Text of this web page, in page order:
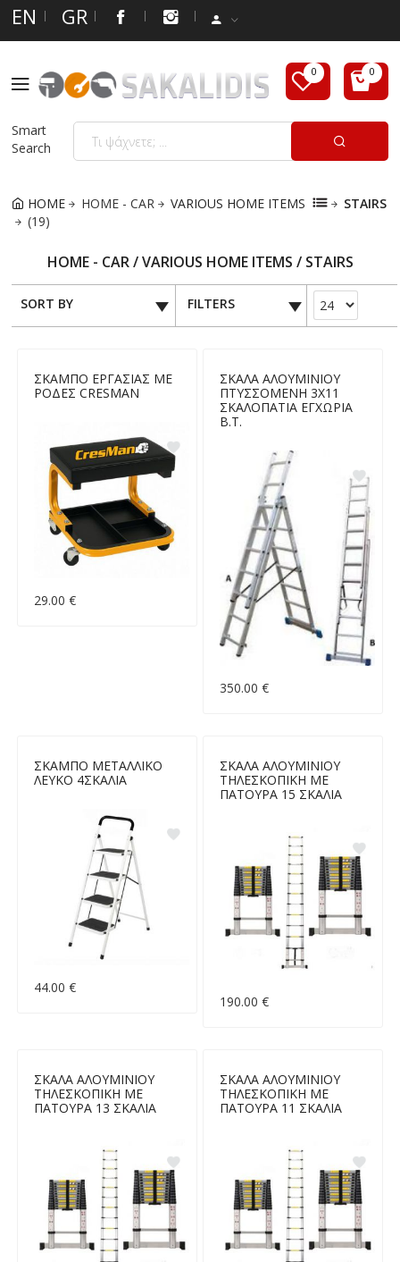
EN GR
Smart
Search
HOME HOME - CAR VARIOUS HOME ITEMS
STAIRS
(19)
HOME - CAR / VARIOUS HOME ITEMS / STAIRS
SORT BY FILTERS
ΣΚΑΜΠΟ ΕΡΓΑΣΙΑΣ ΜΕ
ΡΟΔΕΣ CRESMAN
29.00 €
ΣΚΑΛΑ ΑΛΟΥΜΙΝΙΟΥ
ΠΤΥΣΣΟΜΕΝΗ 3Χ11
ΣΚΑΛΟΠΑΤΙΑ ΕΓΧΩΡΙΑ
Β.Τ.
350.00 €
ΣΚΑΜΠΟ ΜΕΤΑΛΛΙΚΟ
ΛΕΥΚΟ 4ΣΚΑΛΙΑ
44.00 €
ΣΚΑΛΑ ΑΛΟΥΜΙΝΙΟΥ
ΤΗΛΕΣΚΟΠΙΚΗ ΜΕ
ΠΑΤΟΥΡΑ 15 ΣΚΑΛΙΑ
190.00 €
ΣΚΑΛΑ ΑΛΟΥΜΙΝΙΟΥ
ΤΗΛΕΣΚΟΠΙΚΗ ΜΕ
ΠΑΤΟΥΡΑ 13 ΣΚΑΛΙΑ
ΣΚΑΛΑ ΑΛΟΥΜΙΝΙΟΥ
ΤΗΛΕΣΚΟΠΙΚΗ ΜΕ
ΠΑΤΟΥΡΑ 11 ΣΚΑΛΙΑ